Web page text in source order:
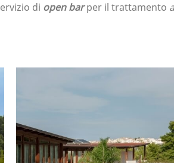
di open barper il trattamento